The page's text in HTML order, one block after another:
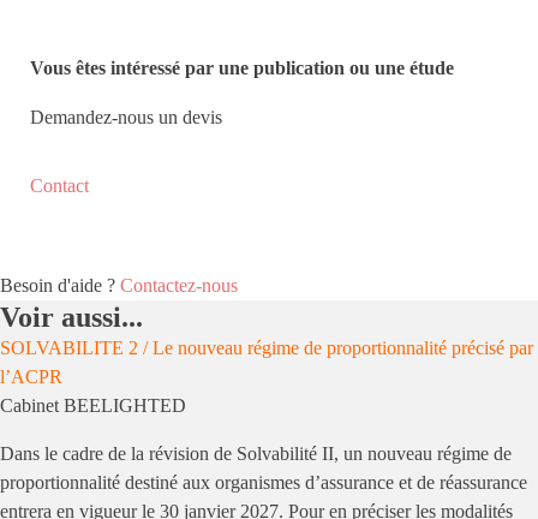
Vous êtes intéressé par une publication ou une étude
Demandez-nous un devis
Contact
Besoin d'aide ? Contactez-nous
Voir aussi...
SOLVABILITE 2 / Le nouveau régime de proportionnalité précisé par
l’ACPR
Cabinet BEELIGHTED
Dans le cadre de la révision de Solvabilité II, un nouveau régime de
proportionnalité destiné aux organismes d’assurance et de réassurance
entrera en vigueur le 30 janvier 2027. Pour en préciser les modalités